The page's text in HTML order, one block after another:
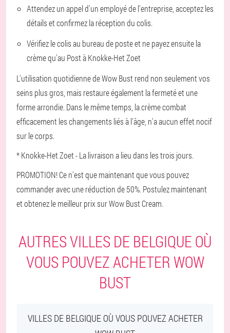
Attendez un appel d'un employé de l'entreprise, acceptez les
détails et confirmez la réception du colis.
Vérifiez le colis au bureau de poste et ne payez ensuite la
crème qu'au Post à Knokke-Het Zoet
L'utilisation quotidienne de Wow Bust rend non seulement vos
seins plus gros, mais restaure également la fermeté et une
forme arrondie. Dans le même temps, la crème combat
efficacement les changements liés à l'âge, n'a aucun effet nocif
sur le corps.
* Knokke-Het Zoet - La livraison a lieu dans les trois jours.
PROMOTION! Ce n'est que maintenant que vous pouvez
commander avec une réduction de 50%. Postulez maintenant
et obtenez le meilleur prix sur Wow Bust Cream.
AUTRES VILLES DE BELGIQUE OÙ
VOUS POUVEZ ACHETER WOW
BUST
VILLES DE BELGIQUE OÙ VOUS POUVEZ ACHETER